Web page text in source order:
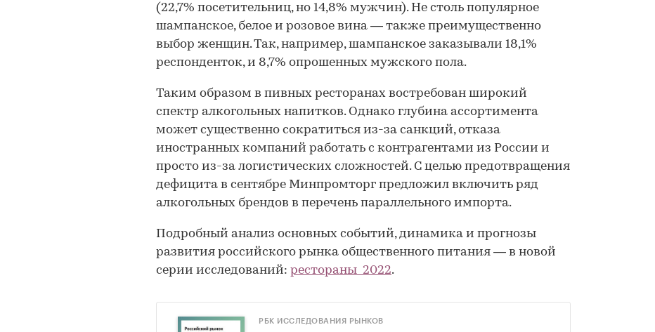
(22,7% посетительниц, но 14,8% мужчин). Не столь популярное
шампанское, белое и розовое вина — также преимущественно
выбор женщин. Так, например, шампанское заказывали 18,1%
респонденток, и 8,7% опрошенных мужского пола.
Таким образом в пивных ресторанах востребован широкий
спектр алкогольных напитков. Однако глубина ассортимента
может существенно сократиться из-за санкций, отказа
иностранных компаний работать с контрагентами из России и
просто из-за логистических сложностей. С целью предотвращения
дефицита в сентябре Минпромторг предложил включить ряд
алкогольных брендов в перечень параллельного импорта.
Подробный анализ основных событий, динамика и прогнозы
развития российского рынка общественного питания — в новой
серии исследований: рестораны_2022.
РБК ИССЛЕДОВАНИЯ РЫНКОВ